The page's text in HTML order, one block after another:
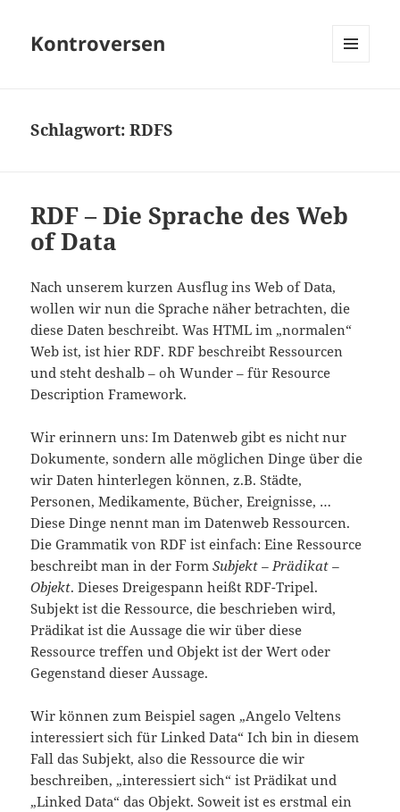
Kontroversen
Schlagwort:RDFS
RDF – Die Sprache des Web
of Data
Nach unserem kurzen Ausflug ins Web of Data,
wollen wir nun die Sprache näher betrachten, die
diese Daten beschreibt. Was HTML im „normalen“
Web ist, ist hier RDF. RDF beschreibt Ressourcen
und steht deshalb – oh Wunder – für Resource
Description Framework.
Wir erinnern uns: Im Datenweb gibt es nicht nur
Dokumente, sondern alle möglichen Dinge über die
wir Daten hinterlegen können, z.B. Städte,
Personen, Medikamente, Bücher, Ereignisse, …
Diese Dinge nennt man im Datenweb Ressourcen.
Die Grammatik von RDF ist einfach: Eine Ressource
beschreibt man in der FormSubjekt – Prädikat –
Objekt. Dieses Dreigespann heißt RDF-Tripel.
Subjekt ist die Ressource, die beschrieben wird,
Prädikat ist die Aussage die wir über diese
Ressource treffen und Objekt ist der Wert oder
Gegenstand dieser Aussage.
Wir können zum Beispiel sagen „Angelo Veltens
interessiert sich für Linked Data“ Ich bin in diesem
Fall das Subjekt, also die Ressource die wir
beschreiben, „interessiert sich“ ist Prädikat und
„Linked Data“ das Objekt. Soweit ist es erstmal ein